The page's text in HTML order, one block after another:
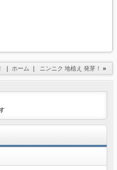
｜ ホーム ｜ ニンニク 地植え 発芽！ »